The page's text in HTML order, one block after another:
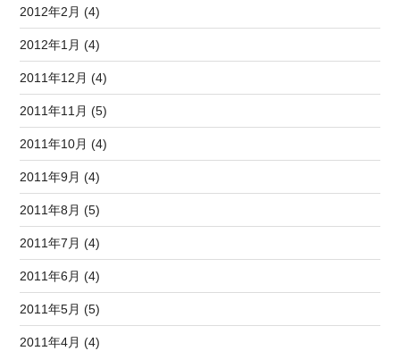
2012年2月 (4)
2012年1月 (4)
2011年12月 (4)
2011年11月 (5)
2011年10月 (4)
2011年9月 (4)
2011年8月 (5)
2011年7月 (4)
2011年6月 (4)
2011年5月 (5)
2011年4月 (4)